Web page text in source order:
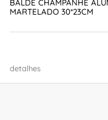
BALDE CHAMPANHE
MARTELADO 30*23CM
detalhes